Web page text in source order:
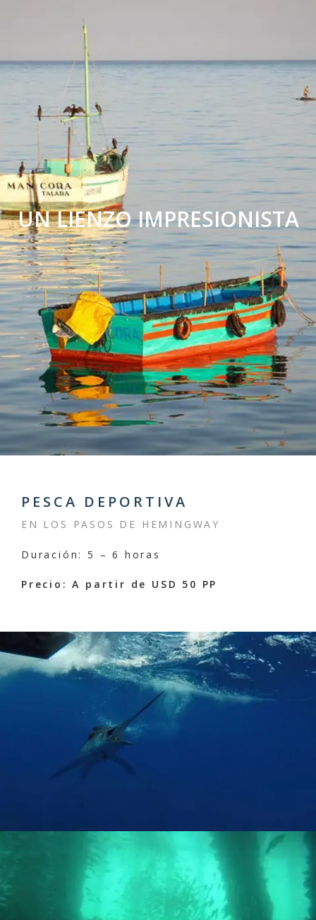
UN LIENZO IMPRESIONISTA
PESCA DEPORTIVA
EN LOS PASOS DE HEMINGWAY
Duración: 5 – 6 horas
Precio: A partir de USD 50 PP